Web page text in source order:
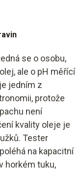
se o osobu,
ale o pH měřící
jedním z
protože
není
kvality oleje je
Tester
na kapacitní
horkém tuku,